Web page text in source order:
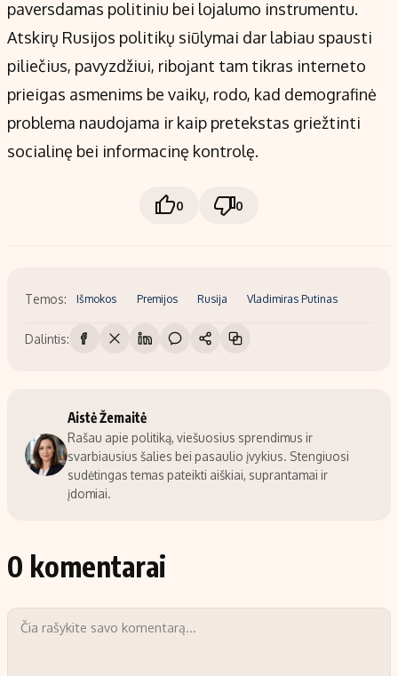
paversdamas politiniu bei lojalumo instrumentu.
Atskirų Rusijos politikų siūlymai dar labiau spausti
piliečius, pavyzdžiui, ribojant tam tikras interneto
prieigas asmenims be vaikų, rodo, kad demografinė
problema naudojama ir kaip pretekstas griežtinti
socialinę bei informacinę kontrolę.
0 0
Temos: Išmokos Premijos Rusija Vladimiras Putinas
Dalintis:
Aistė Žemaitė
Rašau apie politiką, viešuosius sprendimus ir
svarbiausius šalies bei pasaulio įvykius. Stengiuosi
sudėtingas temas pateikti aiškiai, suprantamai ir
įdomiai.
0 komentarai